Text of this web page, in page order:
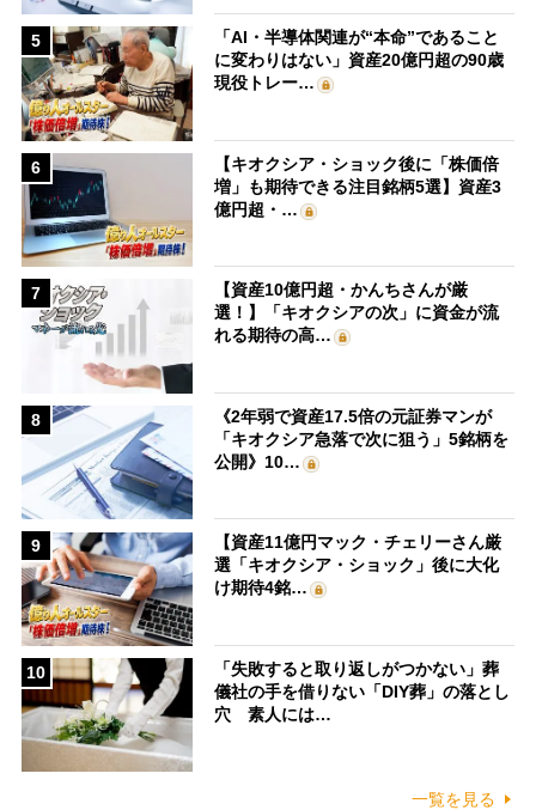
5
「AI・半導体関連が“本命”であること
に変わりはない」資産20億円超の90歳
現役トレー…
6
【キオクシア・ショック後に「株価倍
増」も期待できる注目銘柄5選】資産3
億円超・…
7
【資産10億円超・かんちさんが厳
選！】「キオクシアの次」に資金が流
れる期待の高…
8
《2年弱で資産17.5倍の元証券マンが
「キオクシア急落で次に狙う」5銘柄を
公開》10…
9
【資産11億円マック・チェリーさん厳
選「キオクシア・ショック」後に大化
け期待4銘…
10
「失敗すると取り返しがつかない」葬
儀社の手を借りない「DIY葬」の落とし
穴 素人には…
一覧を見る